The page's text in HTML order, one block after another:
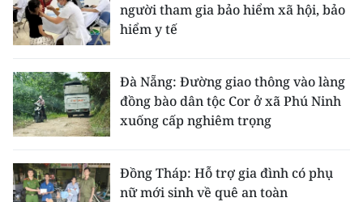
người tham gia bảo hiểm xã hội, bảo
hiểm y tế
Đà Nẵng: Đường giao thông vào làng
đồng bào dân tộc Cor ở xã Phú Ninh
xuống cấp nghiêm trọng
Đồng Tháp: Hỗ trợ gia đình có phụ
nữ mới sinh về quê an toàn